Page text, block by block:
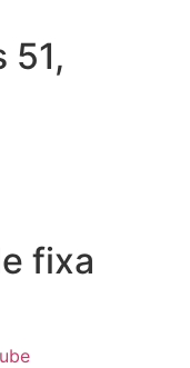
51,
fixa